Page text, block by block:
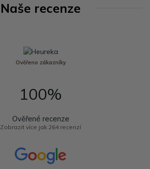
Naše recenze
Ověřeno zákazníky
100%
Ověřené recenze
Zobrazit více jak 264 recenzí